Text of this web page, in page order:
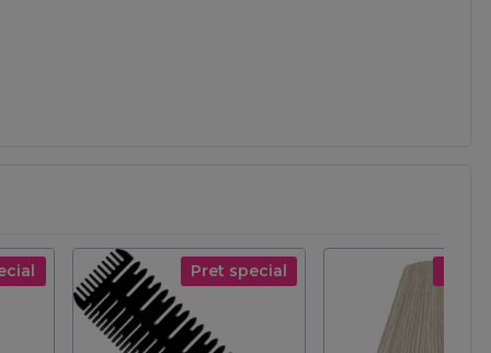
Pret special